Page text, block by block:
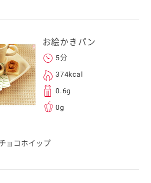
お絵かきパン
5分
374kcal
0.6g
0g
ョコホイップ